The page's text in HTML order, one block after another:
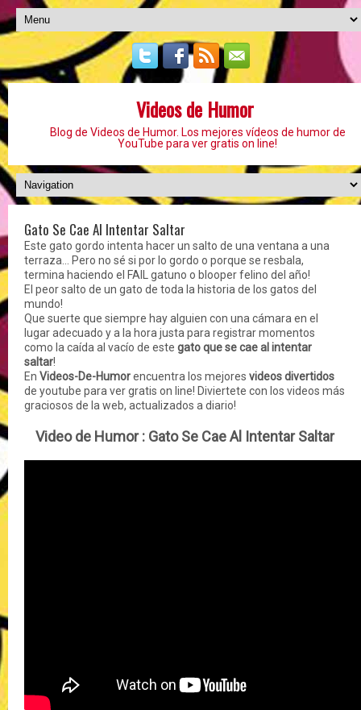
Videos de Humor
Blog de Videos de Humor. Los mejores vídeos de humor de
YouTube para ver gratis on line!
Gato Se Cae Al Intentar Saltar
Este gato gordo intenta hacer un salto de una ventana a una
terraza... Pero no sé si por lo gordo o porque se resbala,
termina haciendo el FAIL gatuno o blooper felino del año!
El peor salto de un gato de toda la historia de los gatos del
mundo!
Que suerte que siempre hay alguien con una cámara en el
lugar adecuado y a la hora justa para registrar momentos
como la caída al vacío de este gato que se cae al intentar
saltar!
En Videos-De-Humorencuentra los mejores videos divertidos
de youtube para ver gratis on line! Diviertete con los videos más
graciosos de la web, actualizados a diario!
Video de Humor : Gato Se Cae Al Intentar Saltar